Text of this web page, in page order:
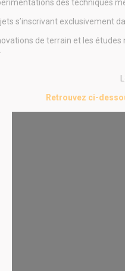
des techniques
s’inscrivant exclusivement
de terrain et les
Retrouvez ci-